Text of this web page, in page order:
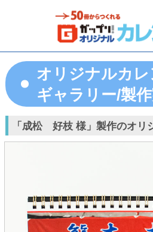
オリジナルカレ
ギャラリー/製
「成松 好枝 様」製作のオリ